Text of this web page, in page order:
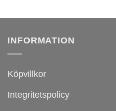
INFORMATION
Köpvillkor
Integritetspolicy